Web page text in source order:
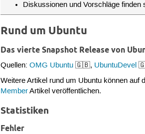
Diskussionen und Vorschläge finden
Rund um Ubuntu
Das vierte Snapshot Release von
Quellen:OMG Ubuntu 🇬🇧, UbuntuDevel
Weitere Artikel rund um Ubuntu können auf
MemberArtikel veröffentlichen.
Statistiken
Fehler